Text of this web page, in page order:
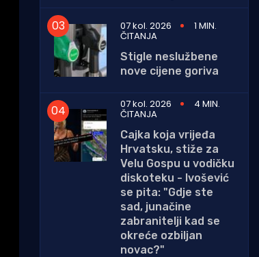
07 kol. 2026 1 MIN.
ČITANJA
Stigle neslužbene
nove cijene goriva
07 kol. 2026 4 MIN.
ČITANJA
Cajka koja vrijeđa
Hrvatsku, stiže za
Velu Gospu u vodičku
diskoteku - Ivošević
se pita: "Gdje ste
sad, junačine
zabranitelji kad se
okreće ozbiljan
novac?"